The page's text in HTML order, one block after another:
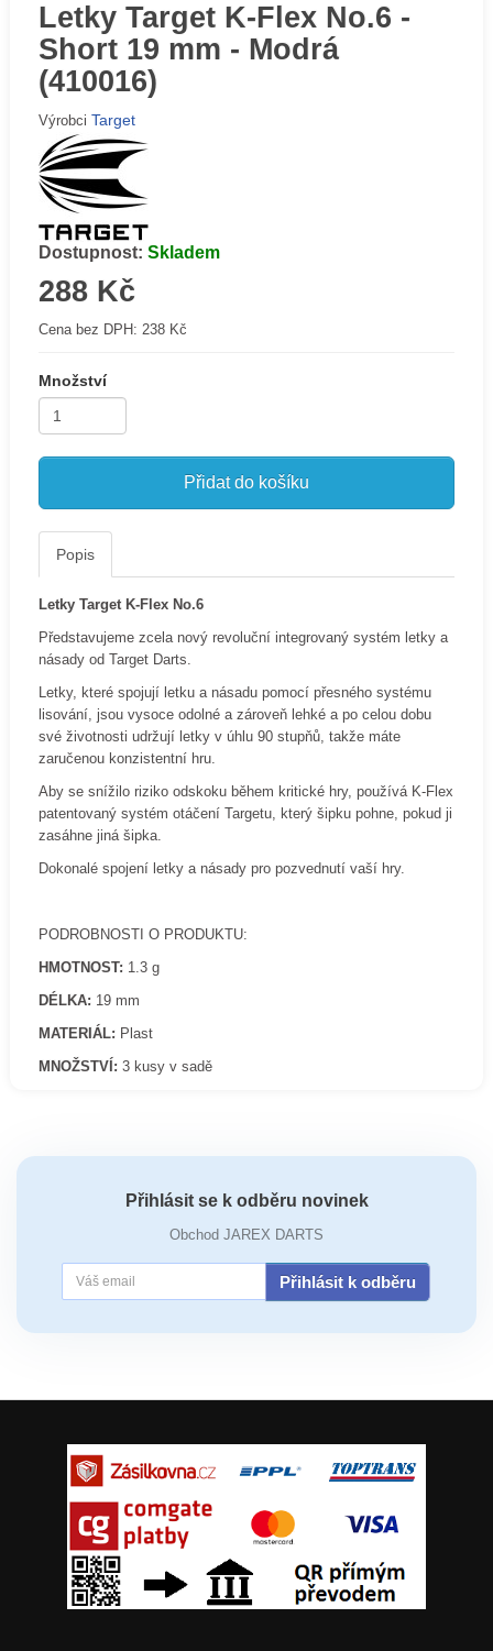
Letky Target K-Flex No.6 -
Short 19 mm - Modrá
(410016)
Výrobci Target
Dostupnost: Skladem
288 Kč
Cena bez DPH: 238 Kč
Množství
Přidat do košíku
Popis
Letky Target K-Flex No.6
Představujeme zcela nový revoluční integrovaný systém letky a
násady od Target Darts.
Letky, které spojují letku a násadu pomocí přesného systému
lisování, jsou vysoce odolné a zároveň lehké a po celou dobu
své životnosti udržují letky v úhlu 90 stupňů, takže máte
zaručenou konzistentní hru.
Aby se snížilo riziko odskoku během kritické hry, používá K-Flex
patentovaný systém otáčení Targetu, který šipku pohne, pokud ji
zasáhne jiná šipka.
Dokonalé spojení letky a násady pro pozvednutí vaší hry.
PODROBNOSTI O PRODUKTU:
HMOTNOST:1.3 g
DÉLKA:19 mm
MATERIÁL: Plast
MNOŽSTVÍ: 3 kusy v sadě
Přihlásit se k odběru novinek
Obchod JAREX DARTS
Přihlásit k odběru